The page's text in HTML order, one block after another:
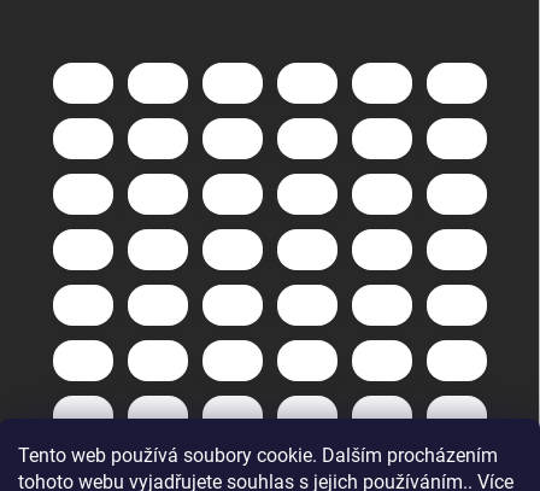
Tento web používá soubory cookie. Dalším procházením
tohoto webu vyjadřujete souhlas s jejich používáním.. Více